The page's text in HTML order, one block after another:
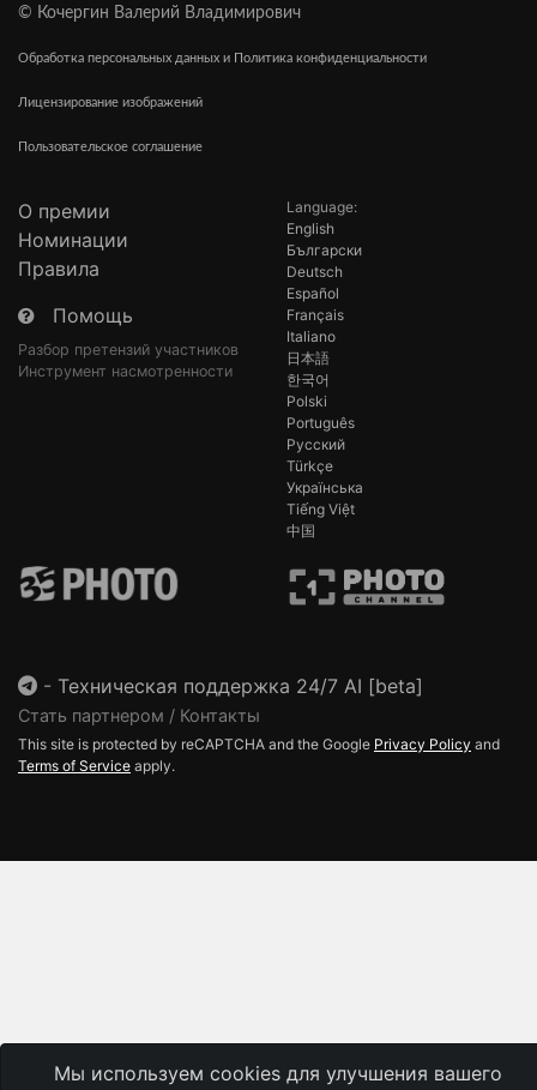
Мы используем cookies для улучшения вашего
© Кочергин Валерий Владимирович
Обработка персональных данных и Политика конфиденциальности
Лицензирование изображений
Пользовательское соглашение
О премии
Номинации
Правила
Помощь
Разбор претензий участников
Инструмент насмотренности
Language:
English
Български
Deutsch
Español
Français
Italiano
日本語
한국어
Polski
Português
Русский
Türkçe
Українська
Tiếng Việt
中国
- Техническая поддержка 24/7 AI [beta]
Стать партнером / Контакты
This site is protected by reCAPTCHA and the Google Privacy Policy and
Terms of Service apply.